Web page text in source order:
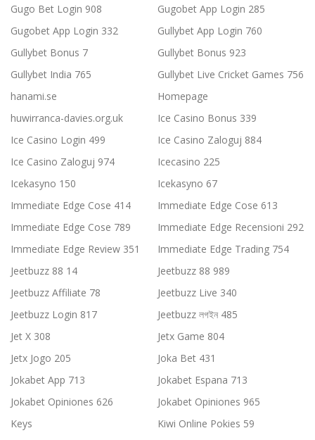
Gugo Bet Login 908
Gugobet App Login 285
Gugobet App Login 332
Gullybet App Login 760
Gullybet Bonus 7
Gullybet Bonus 923
Gullybet India 765
Gullybet Live Cricket Games 756
hanami.se
Homepage
huwirranca-davies.org.uk
Ice Casino Bonus 339
Ice Casino Login 499
Ice Casino Zaloguj 884
Ice Casino Zaloguj 974
Icecasino 225
Icekasyno 150
Icekasyno 67
Immediate Edge Cose 414
Immediate Edge Cose 613
Immediate Edge Cose 789
Immediate Edge Recensioni 292
Immediate Edge Review 351
Immediate Edge Trading 754
Jeetbuzz 88 14
Jeetbuzz 88 989
Jeetbuzz Affiliate 78
Jeetbuzz Live 340
Jeetbuzz Login 817
Jeetbuzz লগইন 485
Jet X 308
Jetx Game 804
Jetx Jogo 205
Joka Bet 431
Jokabet App 713
Jokabet Espana 713
Jokabet Opiniones 626
Jokabet Opiniones 965
Keys
Kiwi Online Pokies 59